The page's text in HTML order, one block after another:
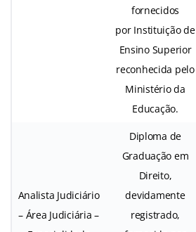
fornecidos
por Instituição de
Ensino Superior
reconhecida pelo
Ministério da
Educação.
Analista Judiciário
– Área Judiciária –
Diploma de
Graduação em
Direito,
devidamente
registrado,